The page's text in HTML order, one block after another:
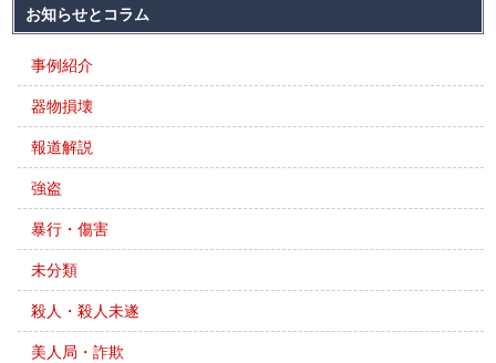
お知らせとコラム
事例紹介
器物損壊
報道解説
強盗
暴行・傷害
未分類
殺人・殺人未遂
美人局・詐欺